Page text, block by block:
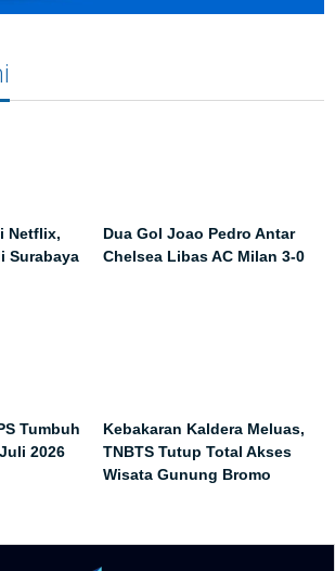
Netflix,
Surabaya
Dua Gol Joao Pedro Antar
Chelsea Libas AC Milan 3-0
Tumbuh
2026
Kebakaran Kaldera Meluas,
TNBTS Tutup Total Akses
Wisata Gunung Bromo